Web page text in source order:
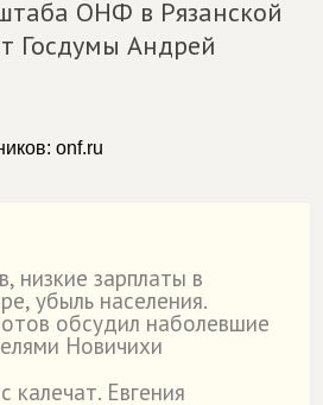
ОНФ в Рязанской
Госдумы Андрей
onf.ru
низкие зарплаты в
убыль населения.
обсудил наболевшие
Новичихи
калечат. Евгения